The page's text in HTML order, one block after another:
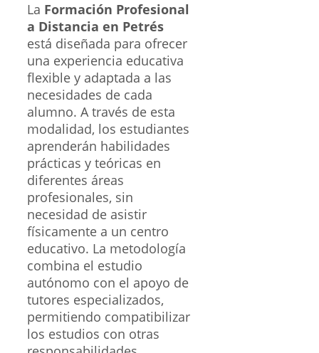
La Formación Profesional
a Distancia en Petrés
está diseñada para ofrecer
una experiencia educativa
flexible y adaptada a las
necesidades de cada
alumno. A través de esta
modalidad, los estudiantes
aprenderán habilidades
prácticas y teóricas en
diferentes áreas
profesionales, sin
necesidad de asistir
físicamente a un centro
educativo. La metodología
combina el estudio
autónomo con el apoyo de
tutores especializados,
permitiendo compatibilizar
los estudios con otras